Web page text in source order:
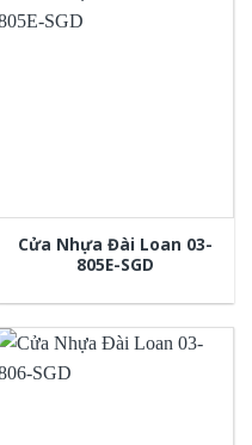
Cửa Nhựa Đài Loan 03-
805E-SGD